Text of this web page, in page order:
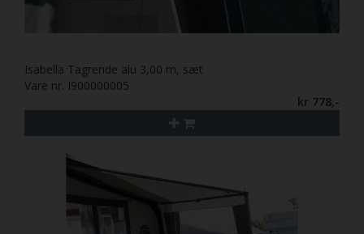
Isabella Tagrende alu 3,00 m, sæt
Vare nr. I900000005
kr 778,-